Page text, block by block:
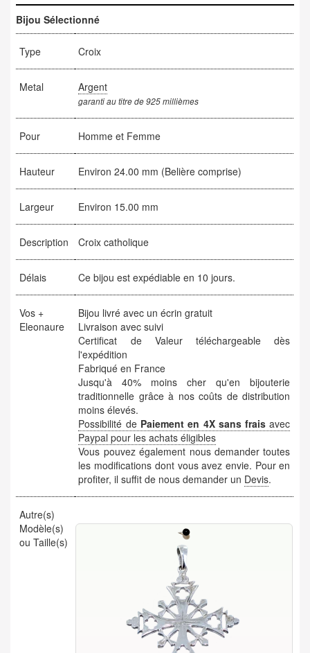
Bijou Sélectionné
Type Croix
Metal Argent
garanti au titre de 925 millièmes
Pour Homme et Femme
Hauteur Environ 24.00 mm (Belière comprise)
Largeur Environ 15.00 mm
Description Croix catholique
Délais Ce bijou est expédiable en 10 jours.
Vos +
Eleonaure
Bijou livré avec un écrin gratuit
Livraison avec suivi
Certificat de Valeur téléchargeable dès
l'expédition
Fabriqué en France
Jusqu'à 40% moins cher qu'en bijouterie
traditionnelle grâce à nos coûts de distribution
moins élevés.
Possibilité de Paiement en 4X sans frais avec
Paypal pour les achats éligibles
Vous pouvez également nous demander toutes
les modifications dont vous avez envie. Pour en
profiter, il suffit de nous demander un Devis.
Autre(s)
Modèle(s)
ou Taille(s)